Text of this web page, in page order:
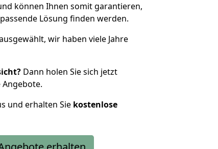
können Ihnen somit garantieren,
Lösung finden werden.
wir haben viele Jahre
Dann holen Sie sich jetzt
und erhalten Sie kostenlose